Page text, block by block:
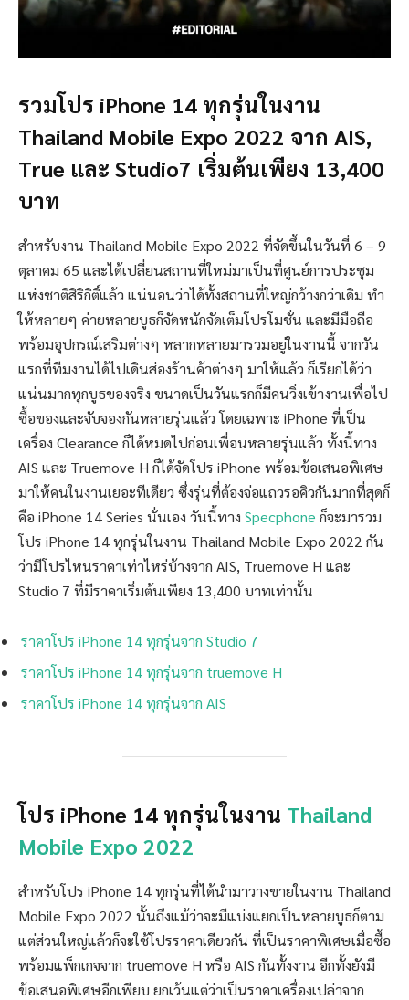
รวมโปร iPhone 14 ทุกรุ่นในงาน
Thailand Mobile Expo 2022 จาก AIS,
True และ Studio7 เริ่มต้นเพียง 13,400
บาท
สำหรับงาน Thailand Mobile Expo 2022 ที่จัดขึ้นในวันที่ 6 – 9
ตุลาคม 65 และได้เปลี่ยนสถานที่ใหม่มาเป็นที่ศูนย์การประชุม
แห่งชาติสิริกิติ์แล้ว แน่นอนว่าได้ทั้งสถานที่ใหญ่กว้างกว่าเดิม ทำ
ให้หลายๆ ค่ายหลายบูธก็จัดหนักจัดเต็มโปรโมชั่น และมีมือถือ
พร้อมอุปกรณ์เสริมต่างๆ หลากหลายมารวมอยู่ในงานนี้ จากวัน
แรกที่ทีมงานได้ไปเดินส่องร้านค้าต่างๆ มาให้แล้ว ก็เรียกได้ว่า
แน่นมากทุกบูธของจริง ขนาดเป็นวันแรกก็มีคนวิ่งเข้างานเพื่อไป
ซื้อของและจับจองกันหลายรุ่นแล้ว โดยเฉพาะ iPhone ที่เป็น
เครื่อง Clearance ก็ได้หมดไปก่อนเพื่อนหลายรุ่นแล้ว ทั้งนี้ทาง
AIS และ Truemove H ก็ได้จัดโปร iPhone พร้อมข้อเสนอพิเศษ
มาให้คนในงานเยอะทีเดียว ซึ่งรุ่นที่ต้องจ่อแถวรอคิวกันมากที่สุดก็
คือ iPhone 14 Series นั่นเอง วันนี้ทาง Specphone ก็จะมารวม
โปร iPhone 14 ทุกรุ่นในงาน Thailand Mobile Expo 2022 กัน
ว่ามีโปรไหนราคาเท่าไหร่บ้างจาก AIS, Truemove H และ
Studio 7 ที่มีราคาเริ่มต้นเพียง 13,400 บาทเท่านั้น
ราคาโปร iPhone 14 ทุกรุ่นจาก Studio 7
ราคาโปร iPhone 14 ทุกรุ่นจาก truemove H
ราคาโปร iPhone 14 ทุกรุ่นจาก AIS
โปร iPhone 14 ทุกรุ่นในงาน Thailand
Mobile Expo 2022
สำหรับโปร iPhone 14 ทุกรุ่นที่ได้นำมาวางขายในงาน Thailand
Mobile Expo 2022 นั้นถึงแม้ว่าจะมีแบ่งแยกเป็นหลายบูธก็ตาม
แต่ส่วนใหญ่แล้วก็จะใช้โปรราคาเดียวกัน ที่เป็นราคาพิเศษเมื่อซื้อ
พร้อมแพ็กเกจจาก truemove H หรือ AIS กันทั้งงาน อีกทั้งยังมี
ข้อเสนอพิเศษอีกเพียบ ยกเว้นแต่ว่าเป็นราคาเครื่องเปล่าจาก